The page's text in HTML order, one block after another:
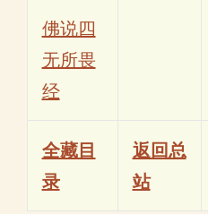
佛说四
无所畏
经
全藏目
录
返回总
站